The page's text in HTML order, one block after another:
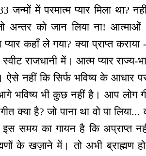
जन्मों में परमात्म प्यार मिला था?
अन्तर को जान लिया ना! आत्माओं
कहाँ ले गया? क्या प्राप्त
राजधानी में। आत्म प्यार राज्य-
नहीं कि सिर्फ भविष्य के आधार पर
भविष्य भी कुछ नहीं है। आप लोग
क्या है? जो पाना था वो पा लिया...
इस समय का गायन है कि अप्राप्त
के खज़ाने में। तो अभी ब्राह्मण